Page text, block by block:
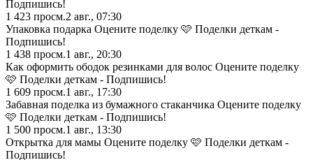
Подпишись!
1 423 просм.2 авг., 07:30
Упаковка подарка Оцените поделку 🩷 Поделки деткам -
Подпишись!
1 438 просм.1 авг., 20:30
Как оформить ободок резинками для волос Оцените поделку
🩷 Поделки деткам - Подпишись!
1 609 просм.1 авг., 17:30
Забавная поделка из бумажного стаканчика Оцените поделку
🩷 Поделки деткам - Подпишись!
1 500 просм.1 авг., 13:30
Открытка для мамы Оцените поделку 🩷 Поделки деткам -
Подпишись!